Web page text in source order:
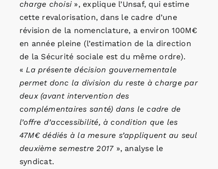
charge choisi », explique l’Unsaf, qui estime
cette revalorisation, dans le cadre d’une
révision de la nomenclature, a environ 100M€
en année pleine (l’estimation de la direction
de la Sécurité sociale est du même ordre).
« La présente décision gouvernementale
permet donc la division du reste à charge par
deux (avant intervention des
complémentaires santé) dans le cadre de
l’offre d’accessibilité, à condition que les
47M€ dédiés à la mesure s’appliquent au seul
deuxième semestre 2017 », analyse le
syndicat.